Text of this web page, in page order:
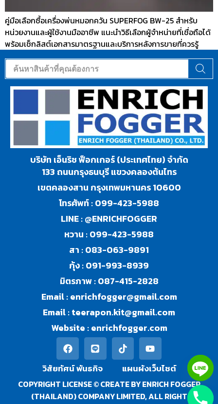
คู่มือเลือกซื้อเครื่องพ่นหมอกควัน SUPERFOG BW-25 สำหรับ
หน่วยงานและผู้ใช้งานมืออาชีพ แนะนำวิธีเลือกผู้จำหน่ายที่เชื่อถือได้
พร้อมเช็กลิสต์เอกสารมาตรฐานและบริการหลังการขายที่ควรรู้
บริษัท เอ็นริช ฟ็อกเกอร์ (ประเทศไทย) จำกัด
133 ถนนกรุงธนบุรี แขวงคลองต้นไทร
เขตคลองสาน กรุงเทพมหานคร 10600
โทรศัพท์ :099-423-5988
LINE :@ENRICHFOGGER
หวาน :099-423-5988
สา :083-063-9891
กุ้ง :091-993-8939
มิตรภาพ :087-415-2828
Email :enrichfogger@gmail.com
Email :teerapon.kit@gmail.com
Website :enrichfogger.com
วิสัยทัศน์ พันธกิจ​ แผนผังเว็บไซต์
COPYRIGHT LICENSE © CREATE BY ENRICH FOGGER
(THAILAND) COMPANY LIMITED, ALL RIGHT